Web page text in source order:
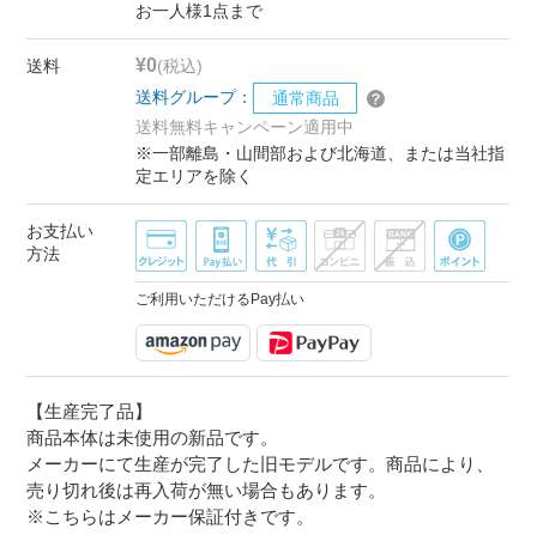
お一人様1点まで
送料 ¥0(税込)
送料グループ：
通常商品
送料無料キャンペーン適用中
※一部離島・山間部および北海道、または当社指
定エリアを除く
お支払い
方法
ご利用いただけるPay払い
【生産完了品】
商品本体は未使用の新品です。
メーカーにて生産が完了した旧モデルです。商品により、
売り切れ後は再入荷が無い場合もあります。
※こちらはメーカー保証付きです。